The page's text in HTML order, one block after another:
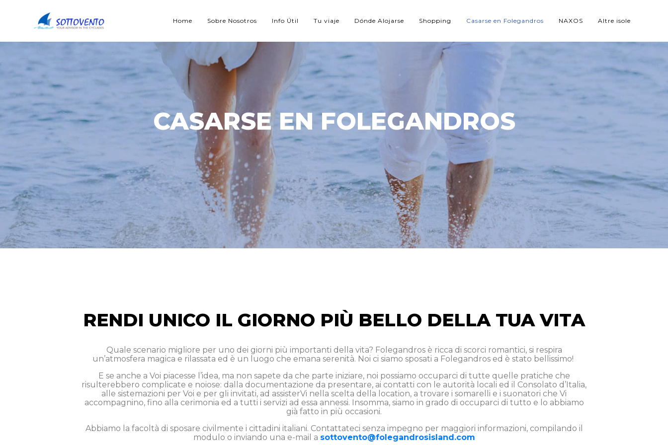
Home Sobre Nosotros Info Útil Tu viaje Dónde Alojarse Shopping Casarse en Folegandros NAXOS Altre isole
CASARSE EN FOLEGANDROS
RENDI UNICO IL GIORNO PIÙ BELLO DELLA TUA VITA
Quale scenario migliore per uno dei giorni più importanti della vita? Folegandros è ricca di scorci romantici, si respira
un’atmosfera magica e rilassata ed è un luogo che emana serenità. Noi ci siamo sposati a Folegandros ed è stato bellissimo!
E se anche a Voi piacesse l’idea, ma non sapete da che parte iniziare, noi possiamo occuparci di tutte quelle pratiche che
risulterebbero complicate e noiose: dalla documentazione da presentare, ai contatti con le autorità locali ed il Consolato d’Italia,
alle sistemazioni per Voi e per gli invitati, ad assisterVi nella scelta della location, a trovare i somarelli e i suonatori che Vi
accompagnino, fino alla cerimonia ed a tutti i servizi ad essa annessi. Insomma, siamo in grado di occuparci di tutto e lo abbiamo
già fatto in più occasioni.
Abbiamo la facoltà di sposare civilmente i cittadini italiani. Contattateci senza impegno per maggiori informazioni, compilando il
modulo o inviando una e-mail a sottovento@folegandrosisland.com